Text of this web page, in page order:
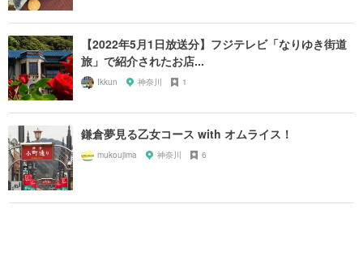
【2022年5月1日放送分】フジテレビ「なりゆき街道
旅」で紹介されたお店...
Ikkun 神奈川 1
鎌倉夢見る乙女コース with オムライス！
mukoujima 神奈川 6